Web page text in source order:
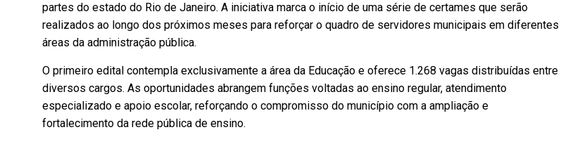
partes do estado do Rio de Janeiro. A iniciativa marca o início de uma série de certames que serão
realizados ao longo dos próximos meses para reforçar o quadro de servidores municipais em diferentes
áreas da administração pública.
O primeiro edital contempla exclusivamente a área da Educação e oferece 1.268 vagas distribuídas entre
diversos cargos. As oportunidades abrangem funções voltadas ao ensino regular, atendimento
especializado e apoio escolar, reforçando o compromisso do município com a ampliação e
fortalecimento da rede pública de ensino.